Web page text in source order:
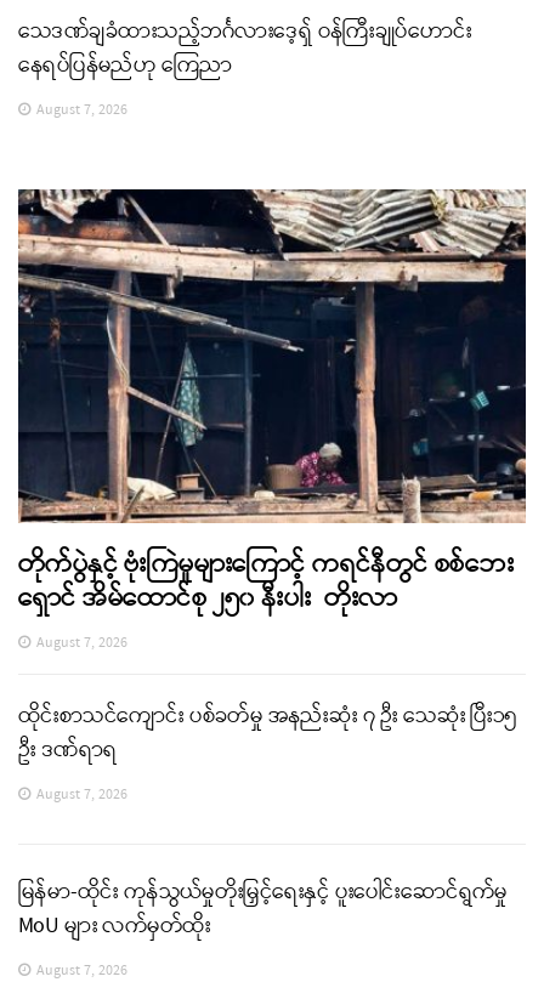
သေဒဏ်ချခံထားသည့်ဘင်္ဂလားဒေ့ရှ် ဝန်ကြီးချုပ်ဟောင်း
နေရပ်ပြန်မည်ဟု ကြေညာ
August 7, 2026
တိုက်ပွဲနှင့် ဗုံးကြဲမှုများကြောင့် ကရင်နီတွင် စစ်ဘေး
ရှောင် အိမ်ထောင်စု ၂၅၀ နီးပါး တိုးလာ
August 7, 2026
ထိုင်းစာသင်ကျောင်း ပစ်ခတ်မှု အနည်းဆုံး ၇ ဦး သေဆုံး ပြီး၁၅
ဦး ဒဏ်ရာရ
August 7, 2026
မြန်မာ-ထိုင်း ကုန်သွယ်မှုတိုးမြှင့်ရေးနှင့် ပူးပေါင်းဆောင်ရွက်မှု
MoU များ လက်မှတ်ထိုး
August 7, 2026